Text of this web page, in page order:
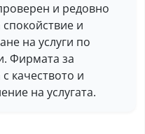
и редовно
и
на услуги по
Фирмата за
качеството и
на услугата.